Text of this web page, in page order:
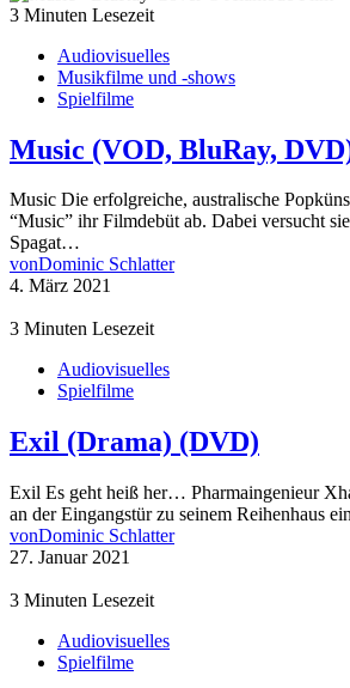
3 Minuten Lesezeit
Audiovisuelles
Musikfilme und -shows
Spielfilme
Music (VOD, BluRay,
Music Die erfolgreiche, australische
“Music” ihr Filmdebüt ab. Dabei versucht
Spagat…
vonDominic Schlatter
4. März 2021
3 Minuten Lesezeit
Audiovisuelles
Spielfilme
Exil (Drama) (DVD)
Exil Es geht heiß her… Pharmaingenieur
an der Eingangstür zu seinem Reihenhaus
vonDominic Schlatter
27. Januar 2021
3 Minuten Lesezeit
Audiovisuelles
Spielfilme